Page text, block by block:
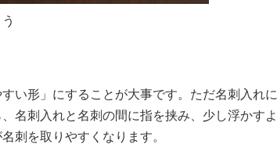
い形」にすることが大事です。ただ名刺入れに
名刺入れと名刺の間に指を挟み、少し浮かすよ
刺を取りやすくなります。